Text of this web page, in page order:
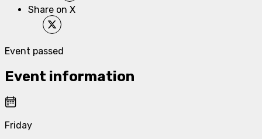
Share on X
Event passed
Event information
Friday